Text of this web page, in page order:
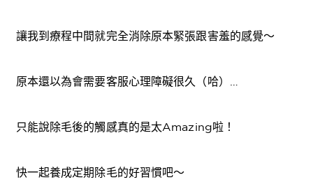
讓我到療程中間就完全消除原本緊張跟害羞的感覺～
原本還以為會需要客服心理障礙很久（哈）…
只能說除毛後的觸感真的是太Amazing啦！
快一起養成定期除毛的好習慣吧～